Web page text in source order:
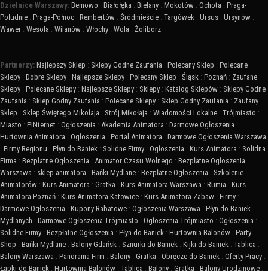
Dzielnice Warszawy: Bemowo : Białołęka : Bielany : Mokotów : Ochota : Praga-
Południe : Praga-Północ : Rembertów : Śródmieście : Targówek : Ursus : Ursynów :
Wawer : Wesoła : Wilanów : Włochy : Wola : Żoliborz
Partnerzy: Najlepszy Sklep : Sklepy Godne Zaufania : Polecany Sklep : Polecane
Sklepy : Dobre Sklepy : Najlepsze Sklepy : Polecany Sklep : Śląsk : Poznań : Zaufane
Sklepy : Polecane Sklepy : Najlepsze Sklepy : Sklepy : Katalog Sklepów : Sklepy Godne
Zaufania : Sklep Godny Zaufania : Polecane Sklepy : Sklep Godny Zaufania : Zaufany
Sklep : Sklep Świętego Mikołaja : Strój Mikołaja : Wiadomości Lokalne : Trójmiasto :
Miasto : PINternet : Ogłoszenia : Akademia Animatora : Darmowe Ogłoszenia :
Hurtownia Animatora : Ogłoszenia : Portal Animatora : Darmowe Ogłoszenia Warszawa
: Firmy Regionu : Płyn do Baniek : Solidne Firmy : Ogłoszenia : Kurs Animatora : Solidna
Firma : Bezpłatne Ogłoszenia : Animator Czasu Wolnego : Bezpłatne Ogłoszenia
Warszawa : sklep animatora : Bańki Mydlane : Bezpłatne Ogłoszenia : Szkolenie
Animatorów : Kurs Animatora : Gratka : Kurs Animatora Warszawa : Rumia : Kurs
Animatora Poznań : Kurs Animatora Katowice : Kurs Animatora Zabaw : Firmy :
Darmowe Ogłoszenia : Kupony Rabatowe : Ogłoszenia Warszawa : Płyn do Baniek
Mydlanych : Darmowe Ogłoszenia Trójmiasto : Ogłoszenia Trójmiasto : Ogłoszenia :
Solidne Firmy : Bezpłatne Ogłoszenia : Płyn do Baniek : Hurtownia Balonów : Party
Shop : Bańki Mydlane : Balony Gdańsk : Sznurki do Baniek : Kijki do Baniek : Tablica :
Balony Warszawa : Panorama Firm : Balony : Gratka : Obręcze do Baniek : Oferty Pracy :
Łapki do Baniek : Hurtownia Balonów : Tablica : Balony : Gratka : Balony Urodzinowe :